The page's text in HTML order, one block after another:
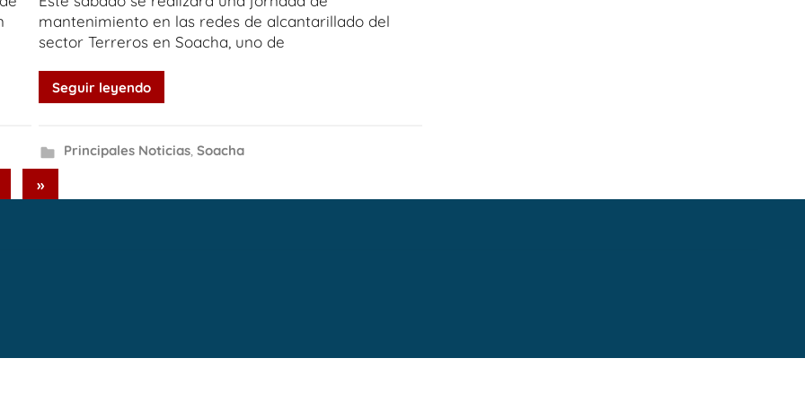
mantenimiento en las redes de alcantarillado del
sector Terreros en Soacha, uno de
Seguir leyendo
Principales Noticias, Soacha
Next
Posts
»